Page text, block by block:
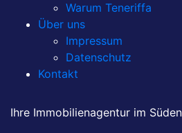
Warum Teneriffa
Über uns
Impressum
Datenschutz
Kontakt
Ihre Immobilienagentur im